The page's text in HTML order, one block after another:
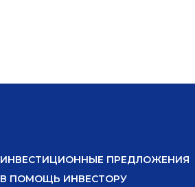
ИНВЕСТИЦИОННЫЕ ПРЕДЛОЖЕНИЯ
В ПОМОЩЬ ИНВЕСТОРУ